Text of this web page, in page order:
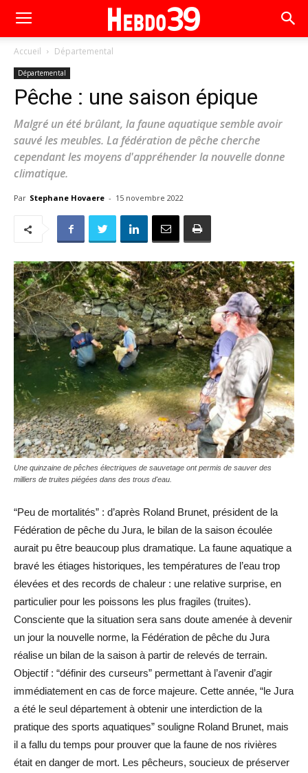
Accueil Départemental
Départemental
Pêche : une saison épique
Malgré un été brûlant, la faune aquatique semble avoir
sauvé les meubles. La fédération de pêche cherche
cependant les moyens d'appréhender la nouvelle donne
climatique.
Par Stephane Hovaere - 15 novembre 2022
Une quinzaine de pêches électriques de sauvetage ont permis de sauver des
milliers de truites piégées dans des trous d'eau.
“Peu de mortalités” : d’après Roland Brunet, président de la
Fédération de pêche du Jura, le bilan de la saison écoulée
aurait pu être beaucoup plus dramatique. La faune aquatique a
bravé les étiages historiques, les températures de l’eau trop
élevées et des records de chaleur : une relative surprise, en
particulier pour les poissons les plus fragiles (truites).
Consciente que la situation sera sans doute amenée à devenir
un jour la nouvelle norme, la Fédération de pêche du Jura
réalise un bilan de la saison à partir de relevés de terrain.
Objectif : “définir des curseurs” permettant à l’avenir d’agir
immédiatement en cas de force majeure. Cette année, “le Jura
a été le seul département à obtenir une interdiction de la
pratique des sports aquatiques” souligne Roland Brunet, mais
il a fallu du temps pour prouver que la faune de nos rivières
était en danger de mort. Les pêcheurs, soucieux de préserver